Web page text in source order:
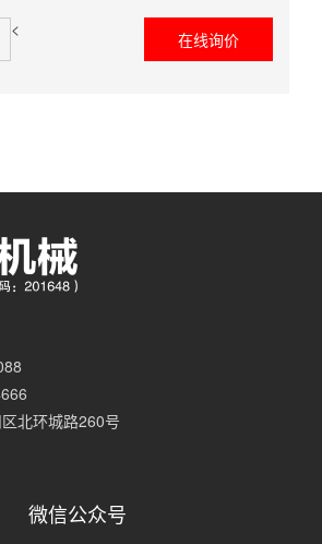
产工序包括：原料储存、原材料自动输
拌系统、浇注系统、压膜成...
< 在线询价
北环城路260号
微信公众号